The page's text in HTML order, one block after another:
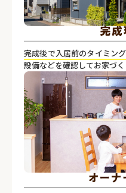
完成後で入居前のタイミング
設備などを確認してお家づく